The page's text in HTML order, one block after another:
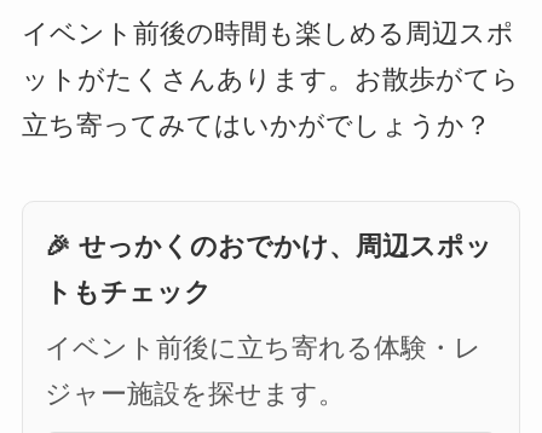
イベント前後の時間も楽しめる周辺スポ
ットがたくさんあります。お散歩がてら
立ち寄ってみてはいかがでしょうか？
🎉 せっかくのおでかけ、周辺スポッ
トもチェック
イベント前後に立ち寄れる体験・レ
ジャー施設を探せます。